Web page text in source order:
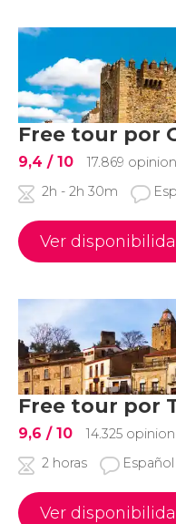
Free tour por
9,4 / 10
17.869
2h - 2h 30m
Ver
Free tour por
9,6 / 10
14.325
2 horas
Español
Ver